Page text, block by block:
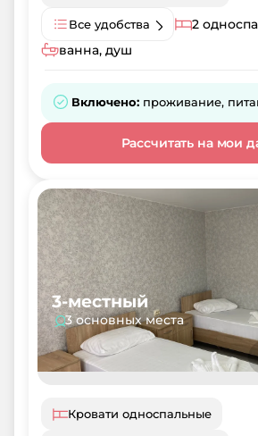
Все удобства
2
ванна, душ
Включено: проживание,
Рассчитать на мои
3-местный
3 основных места
Кровати односпальные